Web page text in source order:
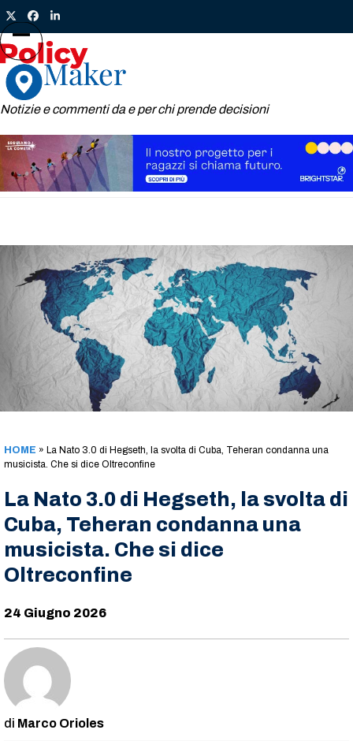
Skip
to
content
TwitterFacebook
LinkedIn
Notizie e commenti da e per chi prende decisioni
Open
mobile
menu
Close
mobile
menu
HOME » La Nato 3.0 di Hegseth, la svolta di Cuba, Teheran condanna una
musicista. Che si dice Oltreconfine
La Nato 3.0 di Hegseth, la svolta di
Cuba, Teheran condanna una
musicista. Che si dice
Oltreconfine
24 Giugno 2026
Marco Orioles